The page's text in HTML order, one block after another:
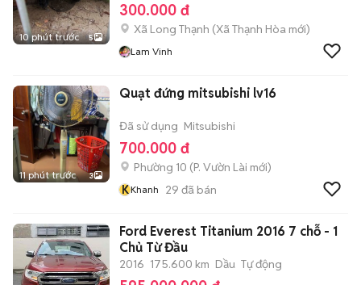
10 phút trước 5
300.000 đ
Xã Long Thạnh (Xã Thạnh Hòa mới)
Lam Vinh
11 phút trước 3
Quạt đứng mitsubishi lv16
Đã sử dụng Mitsubishi
700.000 đ
Phường 10 (P. Vườn Lài mới)
KKhanh 29 đã bán
Ford Everest Titanium 2016 7 chỗ - 1
Chủ Từ Đầu
2016 175.600 km Dầu Tự động